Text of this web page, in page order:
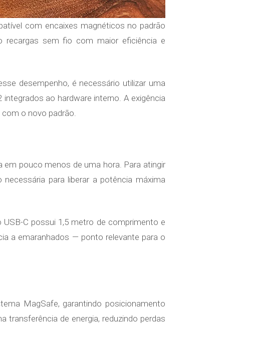
com encaixes magnéticos no padrão
recargas sem fio com maior eficiência e
desempenho, é necessário utilizar uma
ao hardware interno. A exigência
o novo padrão.
em pouco menos de uma hora. Para atingir
para liberar a potência máxima
C possui 1,5 metro de comprimento e
a emaranhados — ponto relevante para o
MagSafe, garantindo posicionamento
transferência de energia, reduzindo perdas